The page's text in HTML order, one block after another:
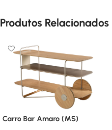
Produtos Relacionados
Carro Bar Amaro (MS)